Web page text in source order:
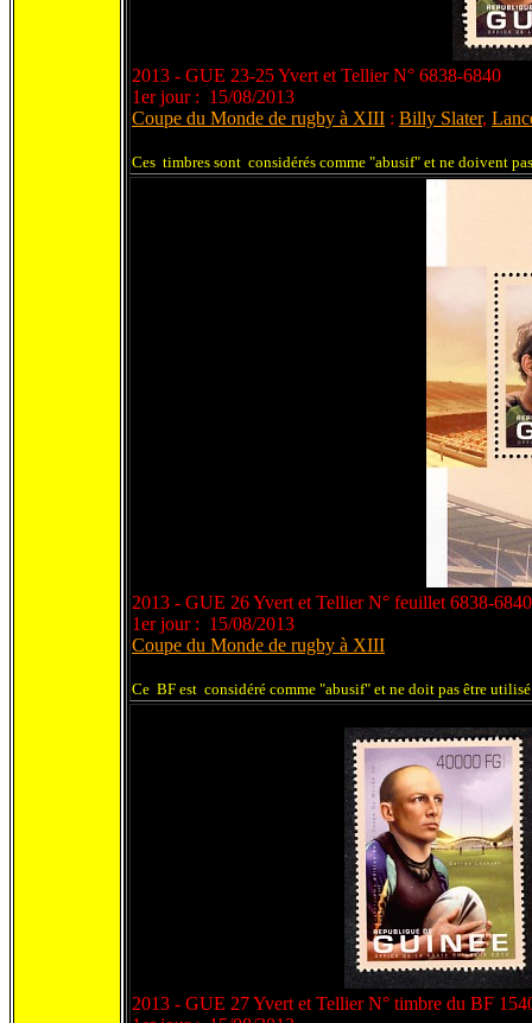
2013 - GUE 23-25 Yvert et Tellier N° 6838-6840
1er jour : 15/08/2013
Coupe du Monde de rugby à XIII : Billy Slater,
Ces timbres sont considérés comme "abusif" et ne doivent
2013 - GUE 26 Yvert et Tellier N° feuillet 6838-6840
1er jour : 15/08/2013
Coupe du Monde de rugby à XIII
Ce BF est considéré comme "abusif" et ne doit pas être
2013 - GUE 27 Yvert et Tellier N° timbre du BF